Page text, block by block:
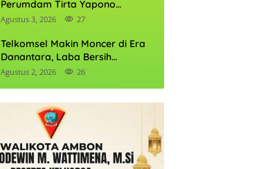
Perumdam Tirta Yapono
Perkuat Cadangan Air Ambon
Agustus 3, 2026 27
Telkomsel Makin Moncer di Era
Danantara, Laba Bersih
Semester I 2026 Tembus Rp10,4
Agustus 2, 2026 26